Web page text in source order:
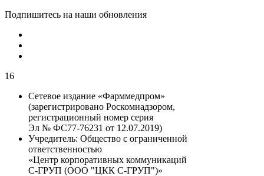
Подпишитесь на наши обновления
16
Сетевое издание «Фарммедпром»
(зарегистрировано Роскомнадзором,
регистрационный номер серия
Эл № ФС77-76231 от 12.07.2019)
Учредитель: Общество с ограниченной
ответственностью
«Центр корпоративных коммуникаций
С-ГРУП (ООО "ЦКК С-ГРУП")»